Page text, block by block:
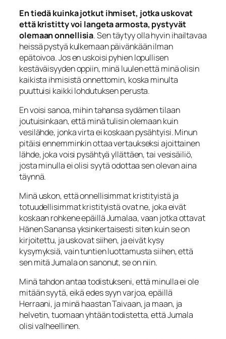
En tiedä kuinka jotkut ihmiset, jotka uskovat
että kristitty voi langeta armosta, pys­tyvät
olemaan onnellisia. Sen täytyy olla hyvin ihailtavaa
heissä pystyä kulkemaan päivänkään ilman
epätoivoa. Jos en uskoisi pyhien lopullisen
kestäväisyyden op­piin, minä luulen että minä olisin
kaikista ihmisistä onnettomin, koska minulta
puuttuisi kaikki lohdutuksen perusta.
En voisi sanoa, mihin tahansa sydämen tilaan
joutuisinkaan, että minä tulisin olemaan kuin
vesilähde, jonka virta ei koskaan py­sähtyisi. Minun
pitäisi ennemminkin ottaa vertaukseksi ajoittainen
lähde, joka voisi pysähtyä yllättäen, tai vesisäiliö,
josta minulla ei olisi syytä odottaa sen olevan aina
täynnä.
Minä uskon, että onnellisimmat kristityistä ja
totuudellisimmat kristityistä ovat ne, joka eivät
koskaan rohkene epäillä Jumalaa, vaan jotka ottavat
Hänen Sa­nansa yksinkertaisesti siten kuin se on
kirjoitettu, ja uskovat siihen, ja eivät kysy
kysymyksiä, vain tuntien luottamusta siihen, että
sen mitä Jumala on sanonut, se on niin.
Minä tahdon antaa todistukseni, että minulla ei ole
mitään syytä, eikä edes syyn varjoa, epäillä
Herraani, ja minä haastan Taivaan, ja maan, ja
helvetin, tuo­maan yhtään todistetta, että Jumala
olisi valheellinen.